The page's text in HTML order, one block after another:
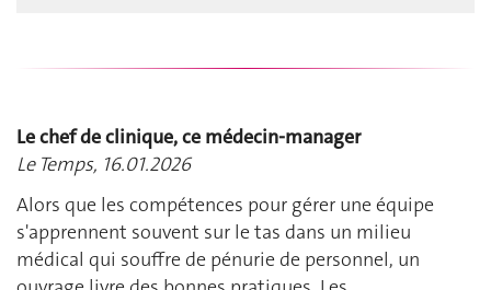
Le chef de clinique, ce médecin-manager
Le Temps, 16.01.2026
Alors que les compétences pour gérer une équipe
s'apprennent souvent sur le tas dans un milieu
médical qui souffre de pénurie de personnel, un